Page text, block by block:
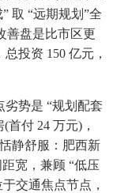
取 “远期规划”全
善盘是比市区更
投资 150 亿元，
势是 “规划配套
付 24 万元)，
静舒服：肥西新
宽，兼顾 “低压
交通焦点节点，